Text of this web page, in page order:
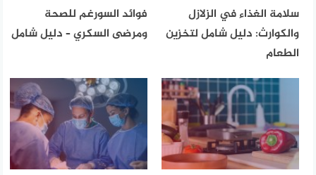
سلامة الغذاء في الزلازل
والكوارث: دليل شامل لتخزين
الطعام
فوائد السورغم للصحة
ومرضى السكري – دليل شامل